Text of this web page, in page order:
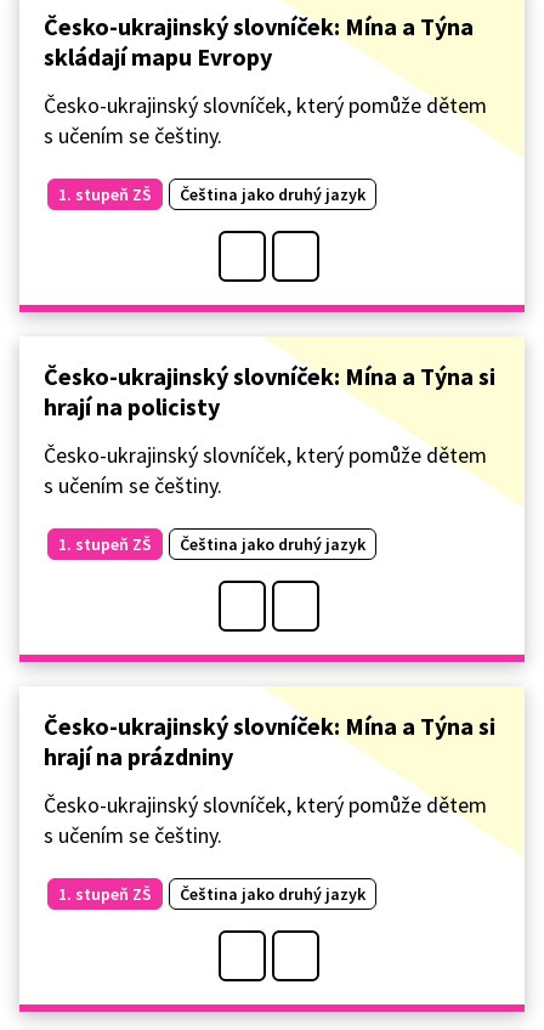
Česko-ukrajinský slovníček: Mína a Týna
skládají mapu Evropy
Česko-ukrajinský slovníček, který pomůže dětem
s učením se češtiny.
1. stupeň ZŠ Čeština jako druhý jazyk
Česko-ukrajinský slovníček: Mína a Týna si
hrají na policisty
Česko-ukrajinský slovníček, který pomůže dětem
s učením se češtiny.
1. stupeň ZŠ Čeština jako druhý jazyk
Česko-ukrajinský slovníček: Mína a Týna si
hrají na prázdniny
Česko-ukrajinský slovníček, který pomůže dětem
s učením se češtiny.
1. stupeň ZŠ Čeština jako druhý jazyk